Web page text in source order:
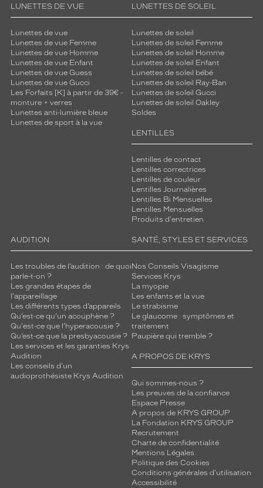
LUNETTES DE VUE
Lunettes de vue
Lunettes de vue Femme
Lunettes de vue Homme
Lunettes de vue Enfant
Lunettes de vue Guess
Lunettes de vue Gucci
Les Forfaits [K] à partir de 39€ -
monture + verres
Lunettes anti-lumière bleue
Lunettes de sport à la vue
LUNETTES DE SOLEIL
Lunettes de soleil
Lunettes de soleil Femme
Lunettes de soleil Homme
Lunettes de soleil Enfant
Lunettes de soleil bébé
Lunettes de soleil Ray-Ban
Lunettes de soleil Gucci
Lunettes de soleil Oakley
Soldes
LENTILLES
Lentilles de contact
Lentilles correctrices
Lentilles de couleur
Lentilles Journalières
Lentilles Bi Mensuelles
Lentilles Mensuelles
Produits d'entretien
AUDITION
Les troubles de l’audition : de quoi
parle-t-on ?
Les grandes étapes de
l'appareillage
Les différents types d’appareils
Qu’est-ce qu'un acouphène ?
Qu'est-ce que l'hyperacousie ?
Qu’est-ce que la presbyacousie ?
Les services et les garanties Krys
Audition
Les conseils d'un
audioprothésiste Krys Audition
SANTÉ, STYLES ET SERVICES
Nos Conseils Visagisme
Services Krys
La myopie
Les enfants et la vue
Le strabisme
Le glaucome : symptômes et
traitement
Paupière qui tremble ?
A PROPOS DE KRYS
Qui sommes-nous ?
Les preuves de la confiance
Espace Presse
A propos de KRYS GROUP
La Fondation KRYS GROUP
Recrutement
Charte de confidentialité
Mentions Légales
Politique des Cookies
Conditions générales d'utilisation
Accessibilité